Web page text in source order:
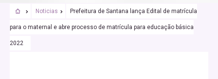
Noticias Prefeitura de Santana lança Edital de matrícula
para o maternal e abre processo de matrícula para educação básica
2022